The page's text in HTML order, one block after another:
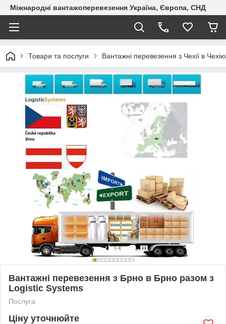
Міжнародні вантажоперевезення Україна, Європа, СНД
Товари та послуги Вантажні перевезення з Чехії в Чехію
Вантажні перевезення з Брно в Брно разом з
Logistic Systems
Послуга
Ціну уточнюйте